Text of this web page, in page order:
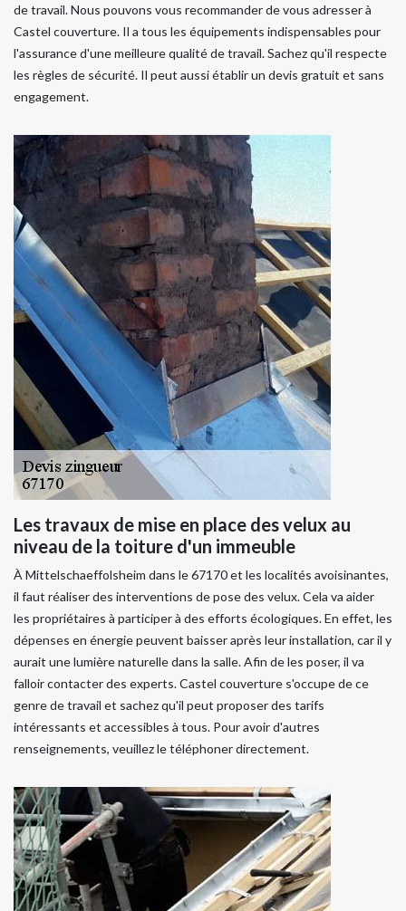
de travail. Nous pouvons vous recommander de vous adresser à
Castel couverture. Il a tous les équipements indispensables pour
l'assurance d'une meilleure qualité de travail. Sachez qu'il respecte
les règles de sécurité. Il peut aussi établir un devis gratuit et sans
engagement.
Les travaux de mise en place des velux au
niveau de la toiture d'un immeuble
À Mittelschaeffolsheim dans le 67170 et les localités avoisinantes,
il faut réaliser des interventions de pose des velux. Cela va aider
les propriétaires à participer à des efforts écologiques. En effet, les
dépenses en énergie peuvent baisser après leur installation, car il y
aurait une lumière naturelle dans la salle. Afin de les poser, il va
falloir contacter des experts. Castel couverture s'occupe de ce
genre de travail et sachez qu'il peut proposer des tarifs
intéressants et accessibles à tous. Pour avoir d'autres
renseignements, veuillez le téléphoner directement.